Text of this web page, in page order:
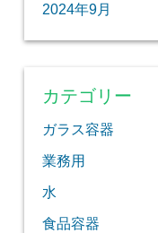
2024年9月
カテゴリー
ガラス容器
業務用
水
食品容器